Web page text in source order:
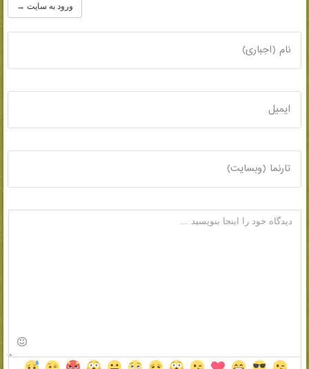
ورود به سایت →
نام (اجباری)
ایمیل
تارنما (وبسایت)